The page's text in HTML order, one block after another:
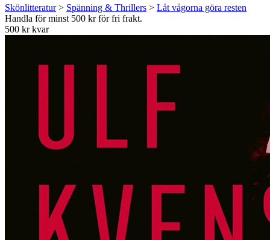
Skönlitteratur> Spänning & Thrillers > Låt vågorna göra resten
Handla för minst 500 kr för fri frakt.
500 kr kvar